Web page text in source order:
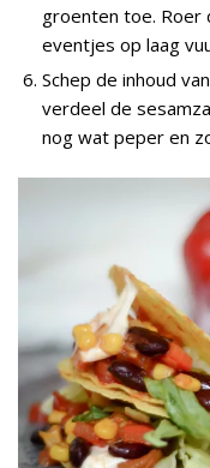
groenten toe. Roer
eventjes op laag
Schep de inhoud
verdeel de
nog wat peper en